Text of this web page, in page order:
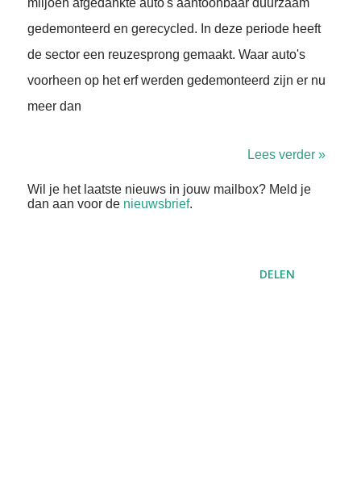
miljoen afgedankte auto's aantoonbaar duurzaam
gedemonteerd en gerecycled. In deze periode heeft
de sector een reuzesprong gemaakt. Waar auto's
voorheen op het erf werden gedemonteerd zijn er nu
meer dan
Lees verder »
Wil je het laatste nieuws in jouw mailbox? Meld je
dan aan voor de nieuwsbrief.
DELEN